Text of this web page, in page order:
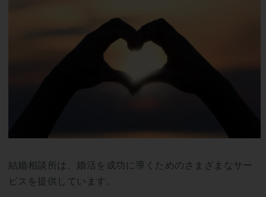
結婚相談所は、婚活を成功に導くためのさまざまなサー
ビスを提供しています。